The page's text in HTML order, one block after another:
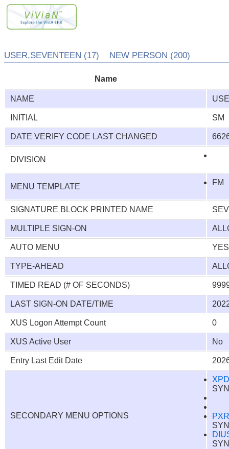
USER,SEVENTEEN (17) NEW PERSON (200)
Name
NAME
INITIAL SM
DATE VERIFY CODE LAST CHANGED
DIVISION
MENU TEMPLATE FM
SIGNATURE BLOCK PRINTED NAME
MULTIPLE SIGN-ON
AUTO MENU
TYPE-AHEAD
TIMED READ (# OF SECONDS)
LAST SIGN-ON DATE/TIME
XUS Logon Attempt Count 0
XUS Active User No
Entry Last Edit Date
SECONDARY MENU OPTIONS